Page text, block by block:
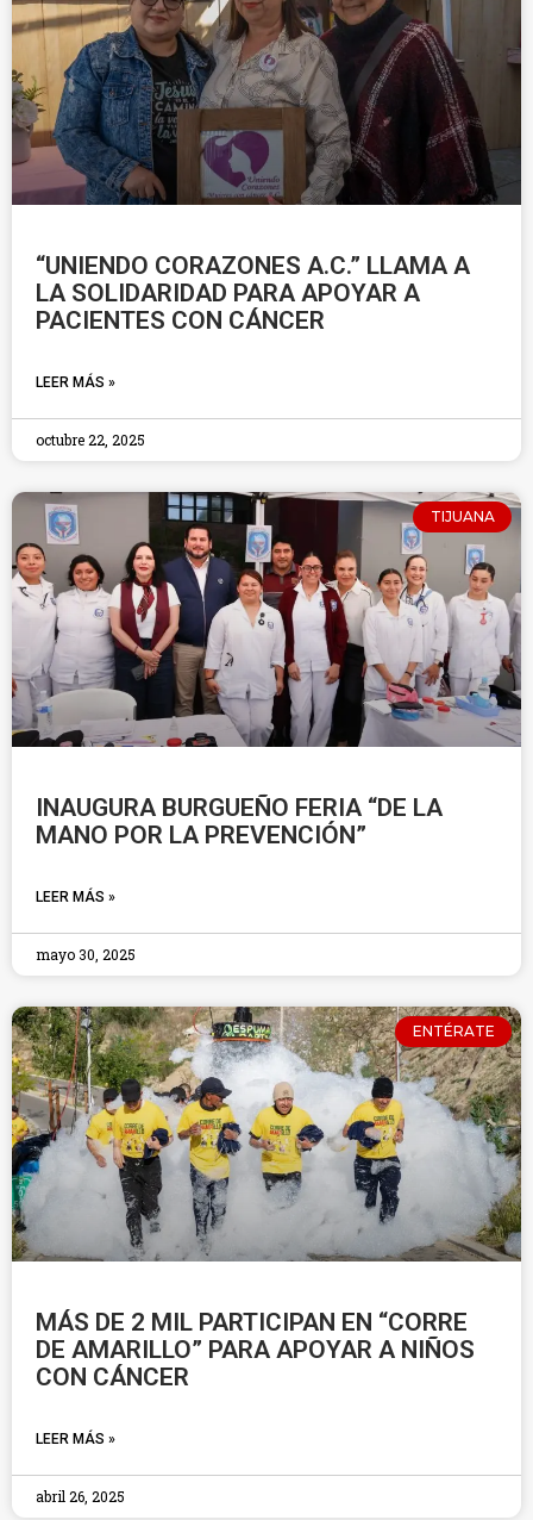
“UNIENDO CORAZONES A.C.” LLAMA A
LA SOLIDARIDAD PARA APOYAR A
PACIENTES CON CÁNCER
LEER MÁS »
octubre 22, 2025
TIJUANA
INAUGURA BURGUEÑO FERIA “DE LA
MANO POR LA PREVENCIÓN”
LEER MÁS »
mayo 30, 2025
ENTÉRATE
MÁS DE 2 MIL PARTICIPAN EN “CORRE
DE AMARILLO” PARA APOYAR A NIÑOS
CON CÁNCER
LEER MÁS »
abril 26, 2025